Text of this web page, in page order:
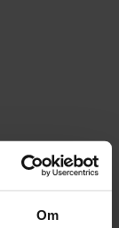
Om